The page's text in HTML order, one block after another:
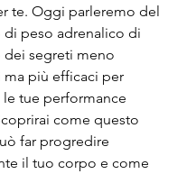
te. Oggi parleremo del
di peso adrenalico di
dei segreti meno
più efficaci per
tue performance
come questo
far progredire
il tuo corpo e come